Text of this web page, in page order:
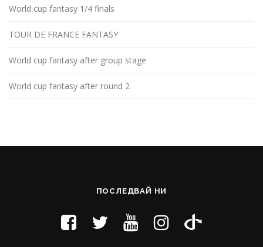
World cup fantasy 1/4 finals
TOUR DE FRANCE FANTASY
World cup fantasy after group stage
World cup fantasy after round 2
ПОСЛЕДВАЙ НИ